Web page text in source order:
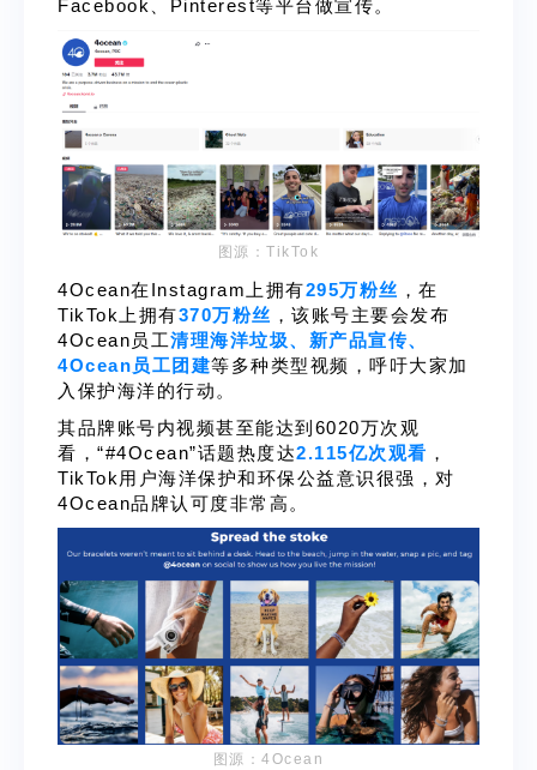
Facebook、Pinterest等平台做宣传。
图源：TikTok
4Ocean在Instagram上拥有295万粉丝 ，在
TikTok上拥有370万粉丝 ，该账号主要会发布
4Ocean员工清理海洋垃圾、新产品宣传、
4Ocean员工团建等多种类型视频，呼吁大家加
入保护海洋的行动。
其品牌账号内视频甚至能达到6020万次观
看，“#4Ocean”话题热度达2.115亿次观看 ，
TikTok用户海洋保护和环保公益意识很强，对
4Ocean品牌认可度非常高。
图源：4Ocean